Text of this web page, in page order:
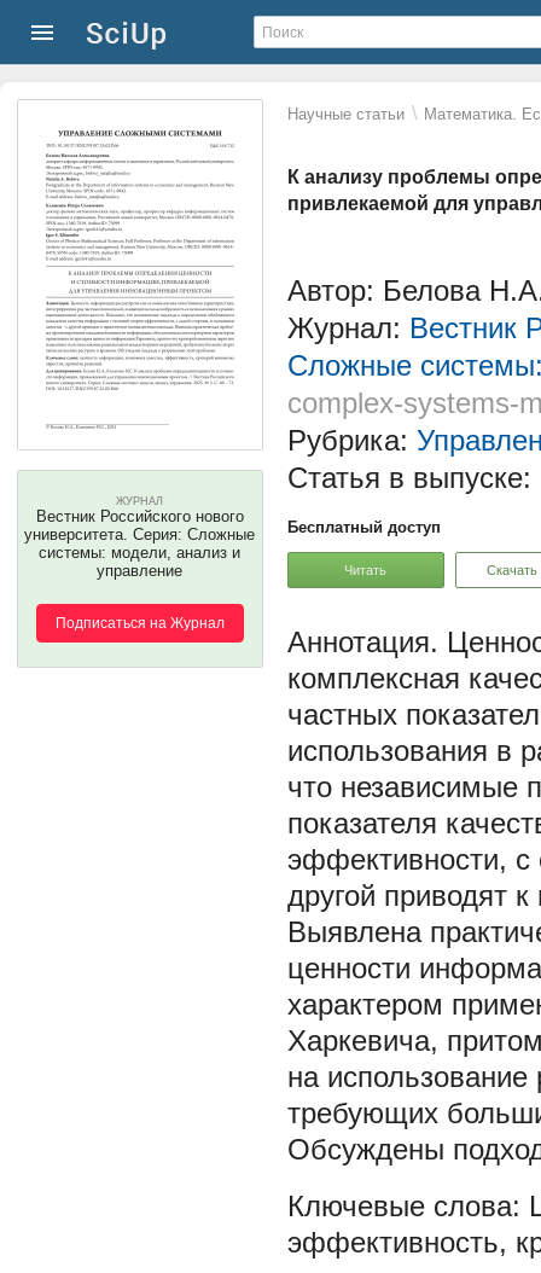
Научные статьи \ Математика.
К анализу проблемы
привлекаемой для
ЖУРНАЛ
Вестник Российского нового
университета. Серия: Сложные
системы: модели, анализ и
управление
Подписаться на Журнал
Автор: Белова
Журнал: Вестник
Сложные
complex-systems-
Рубрика:
Статья в выпуске:
Бесплатный доступ
Читать Скачать
комплексная
частных
использования в
что независимые
показателя
эффективности, с
другой приводят
Выявлена
ценности
характером
Харкевича,
на
требующих
Обсуждены
эффективность,